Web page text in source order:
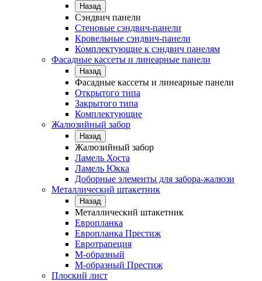
Назад
Сэндвич панели
Стеновые сэндвич-панели
Кровельные сэндвич-панели
Комплектующие к сэндвич панелям
Фасадные кассеты и линеарные панели
Назад
Фасадные кассеты и линеарные панели
Открытого типа
Закрытого типа
Комплектующие
Жалюзийный забор
Назад
Жалюзийный забор
Ламель Хоста
Ламель Юкка
Доборные элементы для забора-жалюзи
Металлический штакетник
Назад
Металлический штакетник
Европланка
Европланка Престиж
Евротрапеция
М-образный
М-образный Престиж
Плоский лист